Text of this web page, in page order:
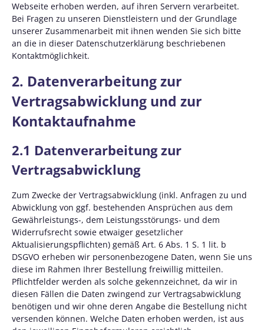
Webseite erhoben werden, auf ihren Servern verarbeitet.
Bei Fragen zu unseren Dienstleistern und der Grundlage
unserer Zusammenarbeit mit ihnen wenden Sie sich bitte
an die in dieser Datenschutzerklärung beschriebenen
Kontaktmöglichkeit.
2. Datenverarbeitung zur
Vertragsabwicklung und zur
Kontaktaufnahme
2.1 Datenverarbeitung zur
Vertragsabwicklung
Zum Zwecke der Vertragsabwicklung (inkl. Anfragen zu und
Abwicklung von ggf. bestehenden Ansprüchen aus dem
Gewährleistungs-, dem Leistungsstörungs- und dem
Widerrufsrecht sowie etwaiger gesetzlicher
Aktualisierungspflichten) gemäß Art. 6 Abs. 1 S. 1 lit. b
DSGVO erheben wir personenbezogene Daten, wenn Sie uns
diese im Rahmen Ihrer Bestellung freiwillig mitteilen.
Pflichtfelder werden als solche gekennzeichnet, da wir in
diesen Fällen die Daten zwingend zur Vertragsabwicklung
benötigen und wir ohne deren Angabe die Bestellung nicht
versenden können. Welche Daten erhoben werden, ist aus